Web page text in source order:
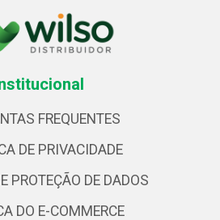
FREQUENTES
DE PRIVACIDADE
PROTEÇÃO DE DADOS
DO E-COMMERCE